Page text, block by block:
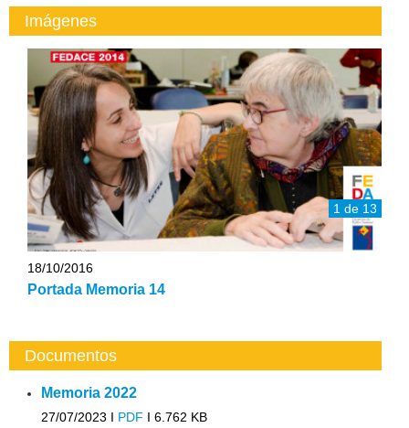
Imágenes
1 de 13
18/10/2016
Portada Memoria 14
Documentos
Memoria 2022
27/07/2023 I PDF I 6.762 KB